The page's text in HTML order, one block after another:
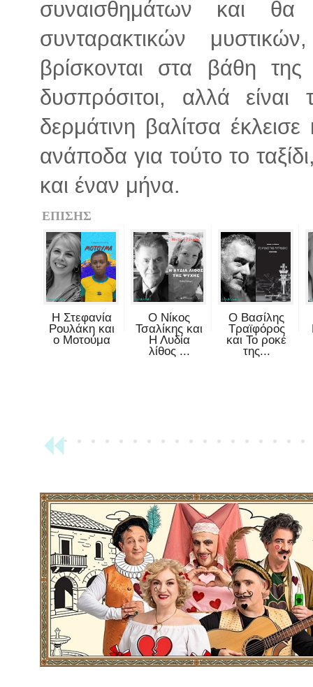
συναισθημάτων και
συνταρακτικών
βρίσκονται στα βάθη
δυσπρόσιτοι, αλλά είναι
δερμάτινη βαλίτσα
ανάποδα για τούτο το
και έναν μήνα.
ΕΠΙΣΗΣ
Η Στεφανία
Ρουλάκη και
ο Μοτούμα
Ο Νίκος
Τσαλίκης και
Η Λυδία
λίθος ...
Ο Βασίλης
Τραϊφόρος
και Το ροκέ
της...